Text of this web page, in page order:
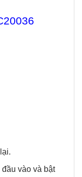
vào và bật